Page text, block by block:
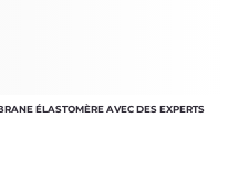
ÉLASTOMÈRE AVEC DES EXPERTS